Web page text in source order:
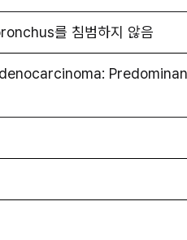
를 침범하지 않음